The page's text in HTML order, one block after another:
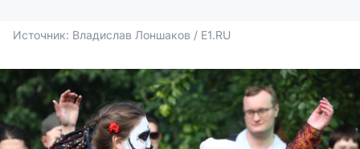
Источник: Владислав Лоншаков / E1.RU